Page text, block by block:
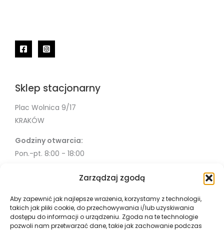
Zarządzaj zgodą
Aby zapewnić jak najlepsze wrażenia, korzystamy z technologii,
takich jak pliki cookie, do przechowywania i/lub uzyskiwania
dostępu do informacji o urządzeniu. Zgoda na te technologie
pozwoli nam przetwarzać dane, takie jak zachowanie podczas
Sklep stacjonarny
Plac Wolnica 9/17
KRAKÓW
Godziny otwarcia:
Pon.-pt. 8:00 - 18:00
Misja
Współpraca